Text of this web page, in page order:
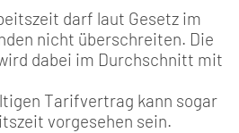
darf laut Gesetz im
nicht überschreiten. Die
dabei im Durchschnitt mit
Tarifvertrag kann sogar
vorgesehen sein.